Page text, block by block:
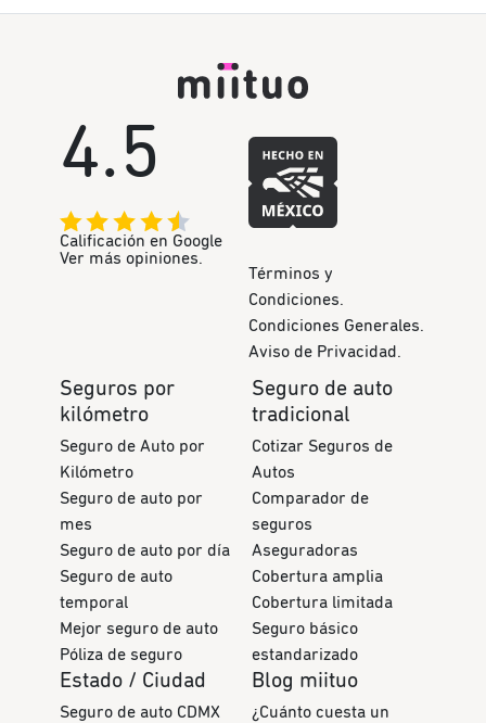
4.5
Calificación en Google
Ver más opiniones.
Términos y
Condiciones.
Condiciones Generales.
Aviso de Privacidad.
Seguros por
kilómetro
Seguro de Auto por
Kilómetro
Seguro de auto por
mes
Seguro de auto por día
Seguro de auto
temporal
Mejor seguro de auto
Póliza de seguro
Seguro de auto
tradicional
Cotizar Seguros de
Autos
Comparador de
seguros
Aseguradoras
Cobertura amplia
Cobertura limitada
Seguro básico
estandarizado
Estado / Ciudad
Seguro de auto CDMX
Blog miituo
¿Cuánto cuesta un